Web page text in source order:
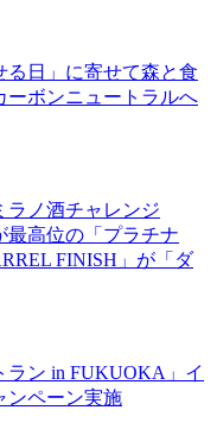
る日」に寄せて森と食
ーボンニュートラルへ
ラノ酒チャレンジ
最高位の「プラチナ
FINISH」が「ダ
ラン in FUKUOKA」イ
ンペーン実施